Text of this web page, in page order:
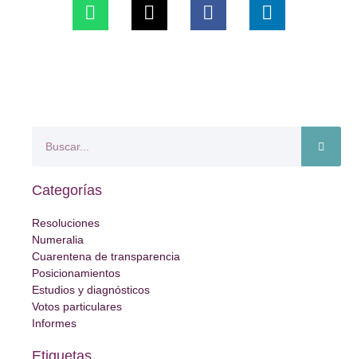
Categorías
Resoluciones
Numeralia
Cuarentena de transparencia
Posicionamientos
Estudios y diagnósticos
Votos particulares
Informes
Etiquetas